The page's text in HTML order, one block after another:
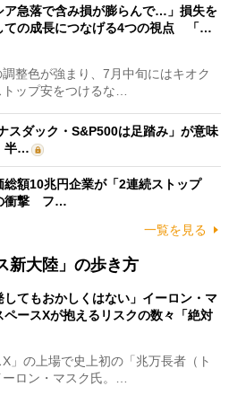
ア急落で含み損が膨らんで…」損失を
ての成長につなげる4つの視点 「…
整色が強まり、7月中旬にはキオク
ップ安をつけるな…
スダック・S&P500は足踏み」が意味
半…
総額10兆円企業が「2連続ストップ
衝撃 フ…
一覧を見る
新大陸」の歩き方
してもおかしくはない」イーロン・マ
ペースXが抱えるリスクの数々「絶対
」の上場で史上初の「兆万長者（ト
ロン・マスク氏。…